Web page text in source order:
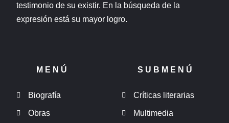
testimonio de su existir. En la búsqueda de la
expresión está su mayor logro.
MENÚ
Biografía
Obras
SUBMENÚ
Críticas literarias
Multimedia